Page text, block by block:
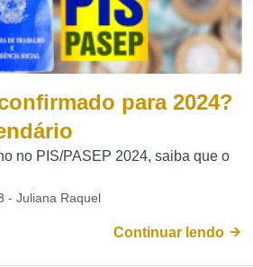
para 2024?
no PIS/PASEP 2024, saiba que o
- Juliana Raquel
Continuar lendo